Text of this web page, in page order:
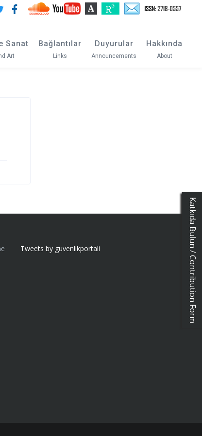
Sanat
Art
Bağlantılar
Links
Duyurular
Announcements
Hakkında
About
Katkıda Bulun / Contribution Form
Tweets by guvenlikportali